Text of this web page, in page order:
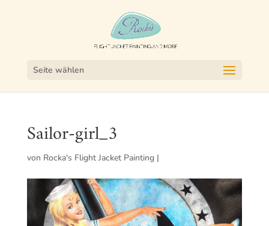
Seite wählen
Sailor-girl_3
von Rocka's Flight Jacket Painting|